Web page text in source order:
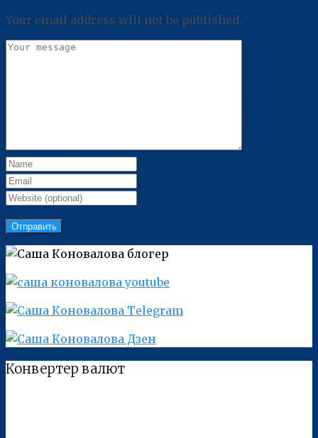
Your email address will not be published.
Конвертер валют